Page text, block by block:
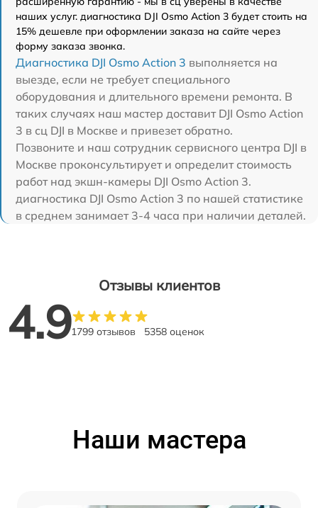
наших услуг. диагностика DJI Osmo Action 3 будет стоить на
15% дешевле при оформлении заказа на сайте через
форму заказа звонка.
Диагностика DJI Osmo Action 3 выполняется на
выезде, если не требует специального
оборудования и длительного времени ремонта. В
таких случаях наш мастер доставит DJI Osmo Action
3 в сц DJI в Москве и привезет обратно.
Позвоните и наш сотрудник сервисного центра DJI в
Москве проконсультирует и определит стоимость
работ над экшн-камеры DJI Osmo Action 3.
диагностика DJI Osmo Action 3 по нашей статистике
в среднем занимает 3-4 часа при наличии деталей.
Отзывы клиентов
4.91799 отзывов 5358 оценок
Наши мастера